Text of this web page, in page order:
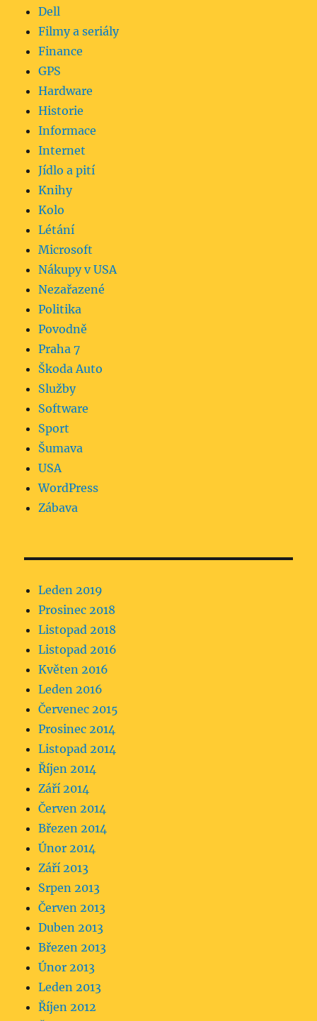
Dell
Filmy a seriály
Finance
GPS
Hardware
Historie
Informace
Internet
Jídlo a pití
Knihy
Kolo
Létání
Microsoft
Nákupy v USA
Nezařazené
Politika
Povodně
Praha 7
Škoda Auto
Služby
Software
Sport
Šumava
USA
WordPress
Zábava
Leden 2019
Prosinec 2018
Listopad 2018
Listopad 2016
Květen 2016
Leden 2016
Červenec 2015
Prosinec 2014
Listopad 2014
Říjen 2014
Září 2014
Červen 2014
Březen 2014
Únor 2014
Září 2013
Srpen 2013
Červen 2013
Duben 2013
Březen 2013
Únor 2013
Leden 2013
Říjen 2012